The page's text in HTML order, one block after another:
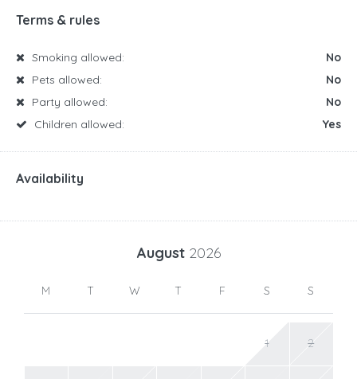
Terms & rules
Smoking allowed:
No
Pets allowed:
No
Party allowed:
No
Children allowed:
Yes
Availability
August 2026
M T W T F S S
1 2